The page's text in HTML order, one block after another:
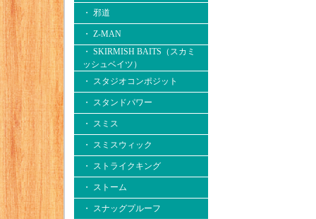
・ 邪道
・ Z-MAN
・ SKIRMISH BAITS（スカミ
ッシュベイツ）
・ スタジオコンポジット
・ スタンドパワー
・ スミス
・ スミスウィック
・ ストライクキング
・ ストーム
・ スナッグプルーフ